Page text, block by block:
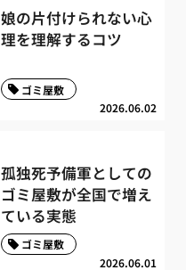
娘の片付けられない心
理を理解するコツ
2026.06.02
ゴミ屋敷
孤独死予備軍としての
ゴミ屋敷が全国で増え
ている実態
2026.06.01
ゴミ屋敷